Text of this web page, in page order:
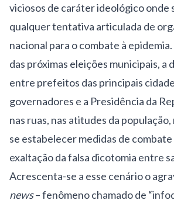
viciosos de caráter ideológico onde
qualquer tentativa articulada de
nacional para o combate à
das próximas eleições municipais, a
entre prefeitos das principais
governadores e a Presidência da
nas ruas, nas atitudes da
se estabelecer medidas de combate
exaltação da falsa dicotomia entre
Acrescenta-se a esse cenário o
news– fenômeno chamado de “